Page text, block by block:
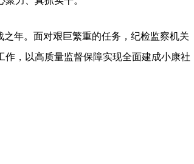
年。面对艰巨繁重的任务，纪检监察机关
，以高质量监督保障实现全面建成小康社